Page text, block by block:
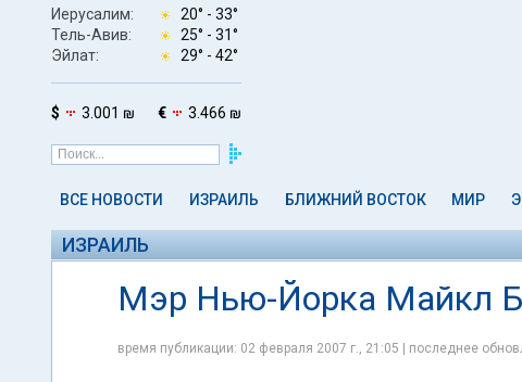
Иерусалим: 20° - 33°
Тель-Авив:
25° - 31°
Эйлат:
29° - 42°
$ 3.001 ₪ € 3.466 ₪
ВСЕ НОВОСТИ ИЗРАИЛЬ БЛИЖНИЙ ВОСТОК МИР
ИЗРАИЛЬ
Мэр Нью-Йорка Майкл
время публикации: 02 февраля 2007 г., 21:05 | последнее